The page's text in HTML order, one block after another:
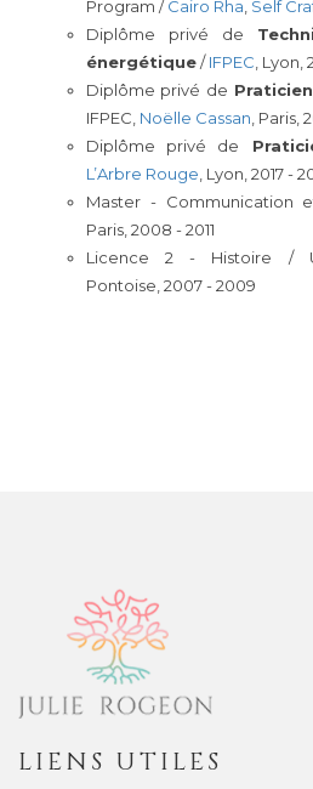
Program /Cairo Rha Self
Diplôme privé de
énergétique/IFPEC , Lyon,
Diplôme privé de
IFPEC, Noëlle Cassan , Paris,
Diplôme privé de
L’Arbre Rouge , Lyon, 2017 -
Master - Communication
Paris, 2008 - 2011
Licence 2 - Histoire /
Pontoise, 2007 - 2009
LIENS UTILES